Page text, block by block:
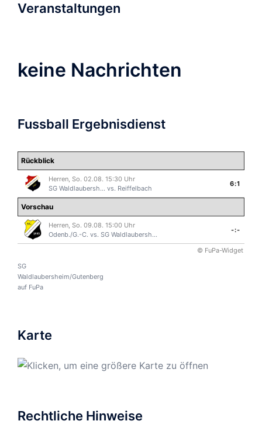
Veranstaltungen
keine Nachrichten
Fussball Ergebnisdienst
Rückblick
Herren, So. 02.08. 15:30 Uhr
SG Waldlaubersh... vs. Reiffelbach
6:1
Vorschau
Herren, So. 09.08. 15:00 Uhr
Odenb./G.-C. vs. SG Waldlaubersh...
-:-
© FuPa-Widget
SG
Waldlaubersheim/Gutenberg
auf FuPa
Karte
Rechtliche Hinweise